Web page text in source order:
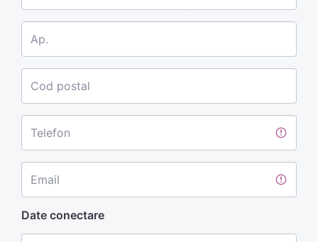
Ap.
Cod postal
Telefon
Email
Date conectare